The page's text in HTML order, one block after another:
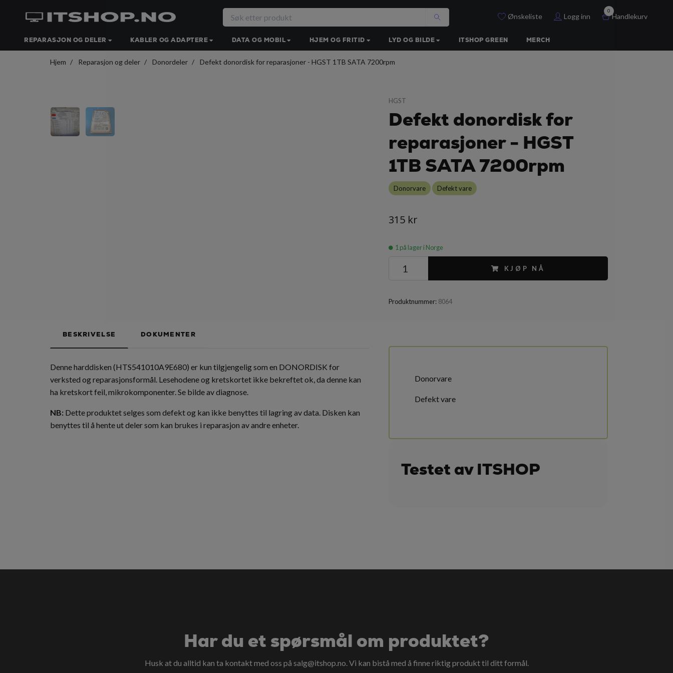
Ønskeliste Logg inn
0
Handlekurv
REPARASJON OG DELER KABLER OG ADAPTERE DATA OG MOBIL HJEM OG FRITID LYD OG BILDE ITSHOP GREEN MERCH
Hjem Reparasjon og deler Donordeler Defekt donordisk for reparasjoner - HGST 1TB SATA 7200rpm
HGST
Defekt donordisk for
reparasjoner - HGST
1TB SATA 7200rpm
Donorvare Defekt vare
315 kr
1 på lager i Norge
KJØP NÅ
Produktnummer: 8064
BESKRIVELSE DOKUMENTER
Denne harddisken (HTS541010A9E680) er kun tilgjengelig som en DONORDISK for
verksted og reparasjonsformål. Lesehodene og kretskortet ikke bekreftet ok, da denne kan
ha kretskort feil, mikrokomponenter. Se bilde av diagnose.
NB: Dette produktet selges som defekt og kan ikke benyttes til lagring av data. Disken kan
benyttes til å hente ut deler som kan brukes i reparasjon av andre enheter.
Donorvare
Defekt vare
Testet av ITSHOP
Har du et spørsmål om produktet?
Husk at du alltid kan ta kontakt med oss på salg@itshop.no. Vi kan bistå med å finne riktig produkt til ditt formål.